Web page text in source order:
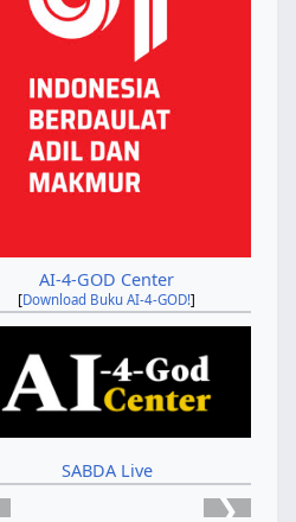
AI-4-GOD Center
[Download Buku AI-4-GOD!]
SABDA Live
❯